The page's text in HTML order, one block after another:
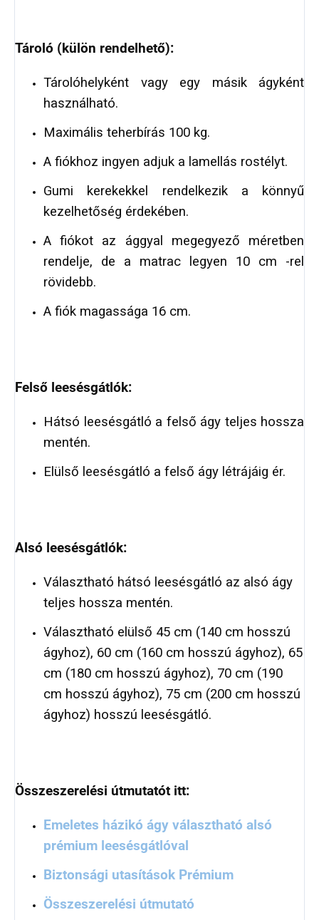
Tároló (külön rendelhető):
Tárolóhelyként vagy egy másik ágyként
használható.
Maximális teherbírás 100 kg.
A fiókhoz ingyen adjuk a lamellás rostélyt.
Gumi kerekekkel rendelkezik a könnyű
kezelhetőség érdekében.
A fiókot az ággyal megegyező méretben
rendelje, de a matrac legyen 10 cm -rel
rövidebb.
A fiók magassága 16 cm.
Felső leesésgátlók:
Hátsó leesésgátló a felső ágy teljes hossza
mentén.
Elülső leesésgátló a felső ágy létrájáig ér.
Alsó leesésgátlók:
Választható hátsó leesésgátló az alsó ágy
teljes hossza mentén.
Választható elülső 45 cm (140 cm hosszú
ágyhoz), 60 cm (160 cm hosszú ágyhoz), 65
cm (180 cm hosszú ágyhoz), 70 cm (190
cm hosszú ágyhoz), 75 cm (200 cm hosszú
ágyhoz) hosszú leesésgátló.
Összeszerelési útmutatót itt:
Emeletes házikó ágy választható alsó
prémium leesésgátlóval
Biztonsági utasítások Prémium
Összeszerelési útmutató